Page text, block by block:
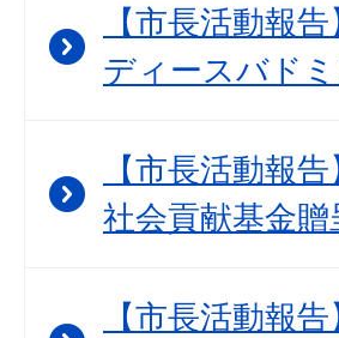
【市長活動報
ディースバド
【市長活動報
社会貢献基金贈
【市長活動報